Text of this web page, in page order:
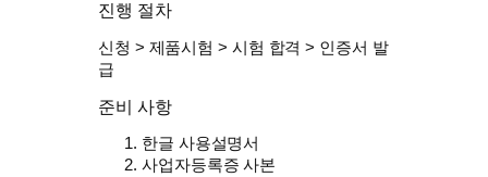
진행 절차
신청 > 제품시험 > 시험 합격 > 인증서 발
급
준비 사항
한글 사용설명서
사업자등록증 사본